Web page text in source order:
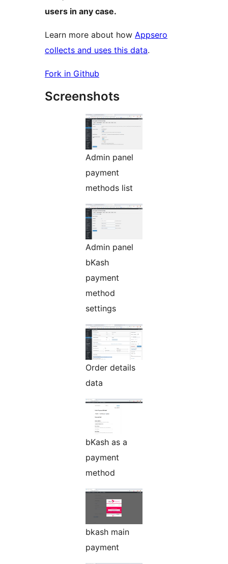
users in any case.
Learn more about how Appsero
collects and uses this data.
Fork in Github
Screenshots
Admin panel
payment
methods list
Admin panel
bKash
payment
method
settings
Order details
data
bKash as a
payment
method
bkash main
payment